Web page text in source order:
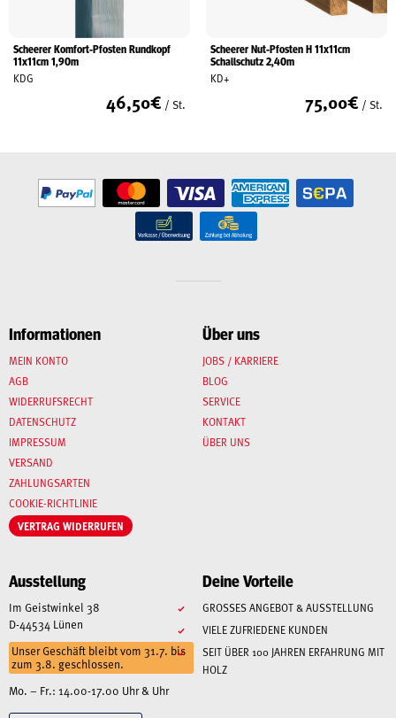
Scheerer Komfort-Pfosten Rundkopf
11x11cm 1,90m
KDG
46,50€ / St.
Scheerer Nut-Pfosten H 11x11cm
Schallschutz 2,40m
KD+
75,00€ / St.
Informationen
MEIN KONTO
AGB
WIDERRUFSRECHT
DATENSCHUTZ
IMPRESSUM
VERSAND
ZAHLUNGSARTEN
COOKIE-RICHTLINIE
VERTRAG WIDERRUFEN
Über uns
JOBS / KARRIERE
BLOG
SERVICE
KONTAKT
ÜBER UNS
Ausstellung
Im Geistwinkel 38
D-44534 Lünen
Unser Geschäft bleibt vom 31.7. bis
zum 3.8. geschlossen.
Mo. – Fr.: 14.00-17.00 Uhr & Uhr
Deine Vorteile
GROSSES ANGEBOT & AUSSTELLUNG
VIELE ZUFRIEDENE KUNDEN
SEIT ÜBER 100 JAHREN ERFAHRUNG MIT
HOLZ